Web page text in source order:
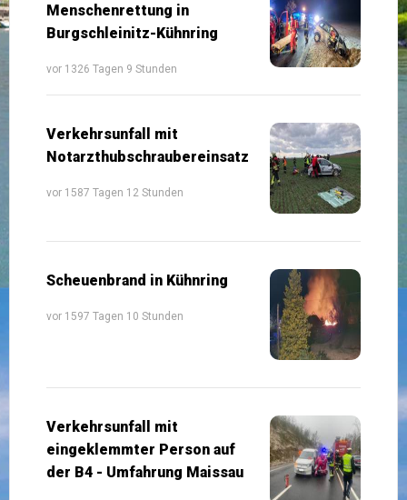
Menschenrettung in
Burgschleinitz-Kühnring
vor 1326 Tagen 9 Stunden
Verkehrsunfall mit
Notarzthubschraubereinsatz
vor 1587 Tagen 12 Stunden
Scheuenbrand in Kühnring
vor 1597 Tagen 10 Stunden
Verkehrsunfall mit
eingeklemmter Person auf
der B4 - Umfahrung Maissau